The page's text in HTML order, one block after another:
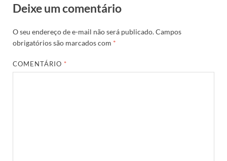
Deixe um comentário
O seu endereço de e-mail não será publicado.Campos
obrigatórios são marcados com *
COMENTÁRIO *